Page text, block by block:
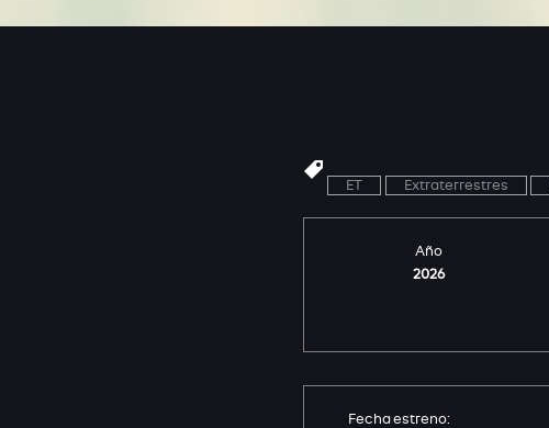
ET Extraterrestres
Año
2026
Fecha estreno: